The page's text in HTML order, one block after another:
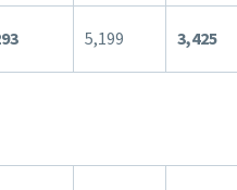
5,199 3,425